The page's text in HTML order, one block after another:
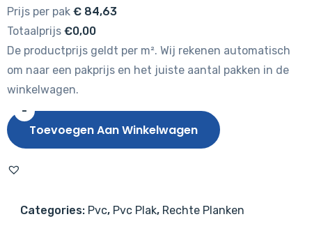
Prijs per pak € 84,63
Totaalprijs €0,00
De productprijs geldt per m². Wij rekenen automatisch
om naar een pakprijs en het juiste aantal pakken in de
winkelwagen.
-
Gelasta
Dynamic
Natural
Brown
Toevoegen Aan Winkelwagen
Categories: Pvc, Pvc Plak, Rechte Planken